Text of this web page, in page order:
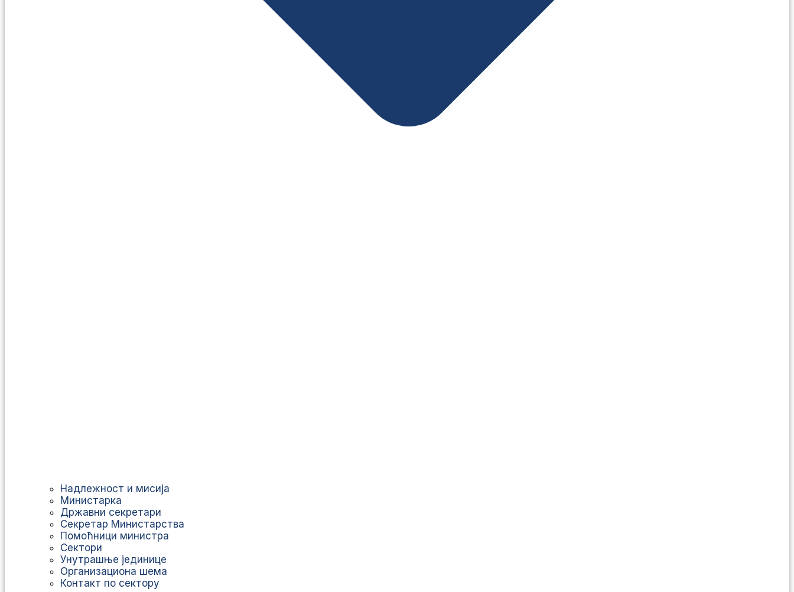
Надлежност и мисија
Министарка
Државни секретари
Секретар Министарства
Помоћници министра
Сектори
Унутрашње јединице
Организациона шема
Контакт по сектору